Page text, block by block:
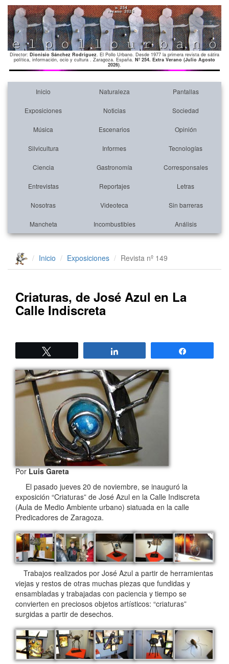
Director: Dionisio Sánchez Rodríguez. El Pollo Urbano. Desde 1977 la primera revista de sátira
política, información, ocio y cultura . Zaragoza. España. Nº 254. Extra Verano (Julio Agosto
2026).
Inicio Naturaleza Pantallas
Exposiciones Noticias Sociedad
Música Escenarios Opinión
Silvicultura Informes Tecnologías
Ciencia Gastronomía Corresponsales
Entrevistas Reportajes Letras
Nosotras Videoteca Sin barreras
Mancheta Incombustibles Análisis
Inicio Exposiciones Revista nº 149
Criaturas, de José Azul en La
Calle Indiscreta
PorLuis Gareta
El pasado jueves 20 de noviembre, se inauguró la
exposición “Criaturas” de José Azul en la Calle Indiscreta
(Aula de Medio Ambiente urbano) siatuada en la calle
Predicadores de Zaragoza.
Trabajos realizados por José Azul a partir de herramientas
viejas y restos de otras muchas piezas que fundidas y
ensambladas y trabajadas con paciencia y tiempo se
convierten en preciosos objetos artísticos: “criaturas”
surgidas a partir de desechos.